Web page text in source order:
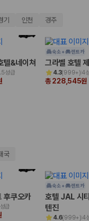
적합하며 보험 조건과 차
.
하며 인원수, 짐 공간, 보
진짜 가격비교입
차, 완전자차, 슈퍼자차 조
이 줄어드는 보험 조건입니
용자에게 적합합니다.
가격비교 플랫폼
지 비교할 수 있는 렌트카 가
기 인천 경주
텔&네이쳐
성급
숙소 + 렌트카
그라벨 호텔
4.3(999+)4
총 228,545원
국
후쿠오카
급
숙소 + 렌트카
호텔 JAL 시
텐진
4.6(999+)4